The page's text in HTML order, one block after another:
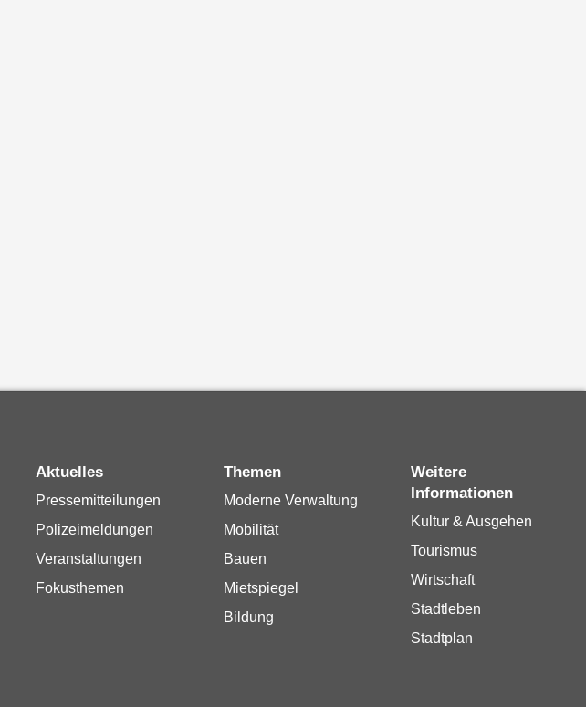
Aktuelles
Pressemitteilungen
Polizeimeldungen
Veranstaltungen
Fokusthemen
Themen
Moderne Verwaltung
Mobilität
Bauen
Mietspiegel
Bildung
Weitere
Informationen
Kultur & Ausgehen
Tourismus
Wirtschaft
Stadtleben
Stadtplan